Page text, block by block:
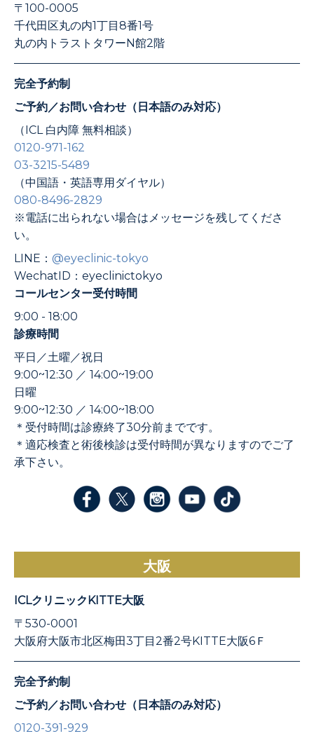
〒100-0005
千代田区丸の内1丁目8番1号
丸の内トラストタワーN館2階
完全予約制
ご予約／お問い合わせ（日本語のみ対応）
（ICL 白内障 無料相談）
0120-971-162
03-3215-5489
（中国語・英語専用ダイヤル）
080-8496-2829
※電話に出られない場合はメッセージを残してくださ
い。
LINE： @eyeclinic-tokyo
WechatID：eyeclinictokyo
コールセンター受付時間
9:00 - 18:00
診療時間
平日／土曜／祝日
9:00~12:30 ／ 14:00~19:00
日曜
9:00~12:30 ／ 14:00~18:00
＊受付時間は診療終了30分前までです。
＊適応検査と術後検診は受付時間が異なりますのでご了
承下さい。
大阪
ICLクリニックKITTE大阪
〒530-0001
大阪府大阪市北区梅田3丁目2番2号KITTE大阪6Ｆ
完全予約制
ご予約／お問い合わせ（日本語のみ対応）
0120-391-929